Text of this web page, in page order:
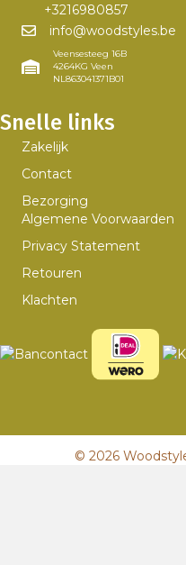
+3216980857
info@woodstyles.be
Veensesteeg 16B
4264KG Veen
NL863041371B01
Snelle links
Zakelijk
Contact
Bezorging
Algemene Voorwaarden
Privacy Statement
Retouren
Klachten
© 2026